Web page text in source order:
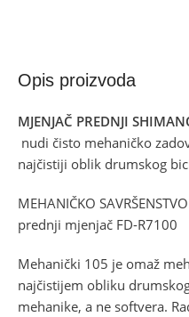
Opis proizvoda
MJENJAČ PREDNJI
nudi čisto mehaničko
najčistiji oblik drumskog
MEHANIČKO
prednji mjenjač FD-R7100
Mehanički 105 je omaž
najčistijem obliku
mehanike, a ne softvera.